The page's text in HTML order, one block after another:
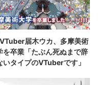
VTuber届木ウカ、多摩美術
を卒業「たぶん死ぬまで辞
いタイプのVTuberです」